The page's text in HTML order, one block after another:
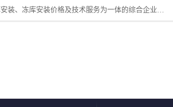
四川美柯冷冻库安装工程有限公司一家以冷库机组、冷库设备、冷库设计、冷冻库设备销售、冷库安装、冻库安装价格及技术服务为一体的综合企业，咨询热线：同等设备材料优惠10% 。公司各种类型安装组合式冷库、冷冻库、冷藏库、气调保鲜库、并提供成套设备供应、安装与调试、维护与维修、技术咨询、操作维修人员技术培训等